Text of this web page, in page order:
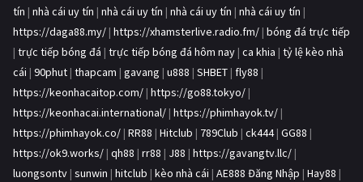
tín | nhà cái uy tín | nhà cái uy tín | nhà cái uy tín | nhà cái uy tín |
https://daga88.my/ | https://xhamsterlive.radio.fm/ | bóng đá trực tiếp
| trực tiếp bóng đá | trực tiếp bóng đá hôm nay | ca khia | tỷ lệ kèo nhà
cái | 90phut | thapcam | gavang | u888 | SHBET | fly88 |
https://keonhacaitop.com/ | https://go88.tokyo/ |
https://keonhacai.international/ | https://phimhayok.tv/ |
https://phimhayok.co/ | RR88 | Hitclub | 789Club | ck444| GG88 |
https://ok9.works/ | qh88 | rr88 | J88 | https://gavangtv.llc/ |
luongsontv | sunwin | hitclub | kèo nhà cái | AE888 Đăng Nhập | Hay88 |